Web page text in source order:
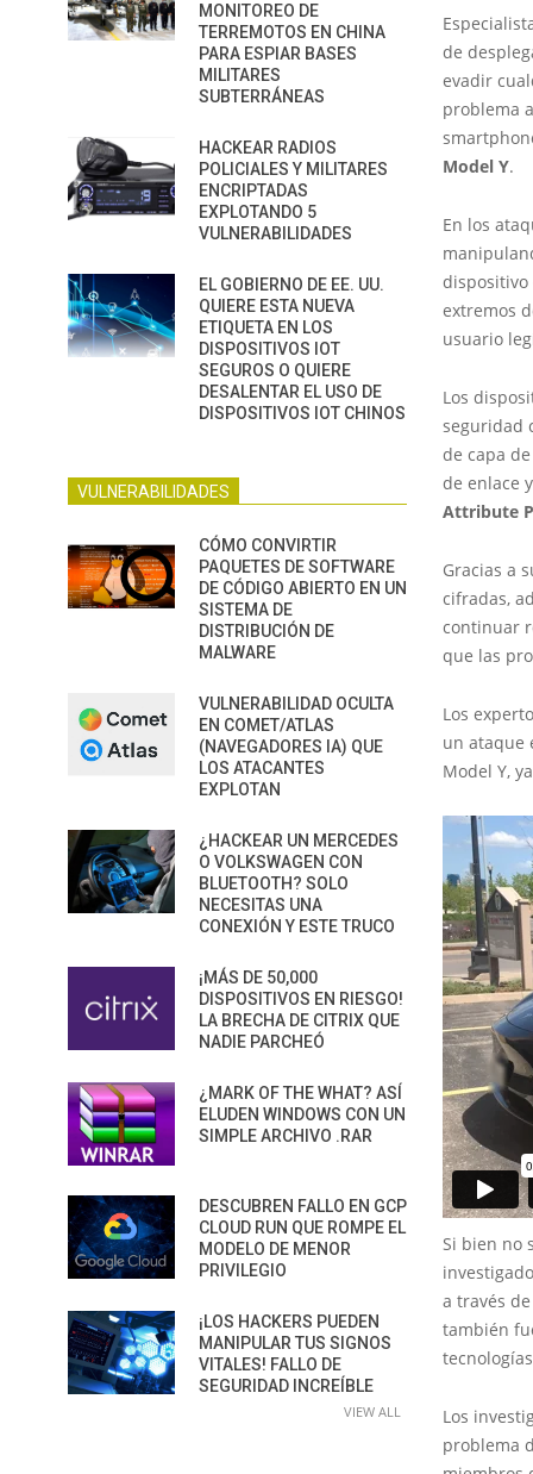
de
evadir
problema
Model Y.
En los
dispositivo
extremos
usuario
Los
seguridad
de capa
de enlace
Attribute
Gracias a
cifradas,
continuar
que las
Los
un ataque
Model Y,
Si bien no
a través
también
Los
problema
MONITOREO DE
TERREMOTOS EN CHINA
PARA ESPIAR BASES
MILITARES
SUBTERRÁNEAS
HACKEAR RADIOS
POLICIALES Y MILITARES
ENCRIPTADAS
EXPLOTANDO 5
VULNERABILIDADES
EL GOBIERNO DE EE. UU.
QUIERE ESTA NUEVA
ETIQUETA EN LOS
DISPOSITIVOS IOT
SEGUROS O QUIERE
DESALENTAR EL USO DE
DISPOSITIVOS IOT CHINOS
VULNERABILIDADES
CÓMO CONVIRTIR
PAQUETES DE SOFTWARE
DE CÓDIGO ABIERTO EN UN
SISTEMA DE
DISTRIBUCIÓN DE
MALWARE
VULNERABILIDAD OCULTA
EN COMET/ATLAS
(NAVEGADORES IA) QUE
LOS ATACANTES
EXPLOTAN
¿HACKEAR UN MERCEDES
O VOLKSWAGEN CON
BLUETOOTH? SOLO
NECESITAS UNA
CONEXIÓN Y ESTE TRUCO
¡MÁS DE 50,000
DISPOSITIVOS EN RIESGO!
LA BRECHA DE CITRIX QUE
NADIE PARCHEÓ
¿MARK OF THE WHAT? ASÍ
ELUDEN WINDOWS CON UN
SIMPLE ARCHIVO .RAR
DESCUBREN FALLO EN GCP
CLOUD RUN QUE ROMPE EL
MODELO DE MENOR
PRIVILEGIO
¡LOS HACKERS PUEDEN
MANIPULAR TUS SIGNOS
VITALES! FALLO DE
SEGURIDAD INCREÍBLE
VIEW ALL